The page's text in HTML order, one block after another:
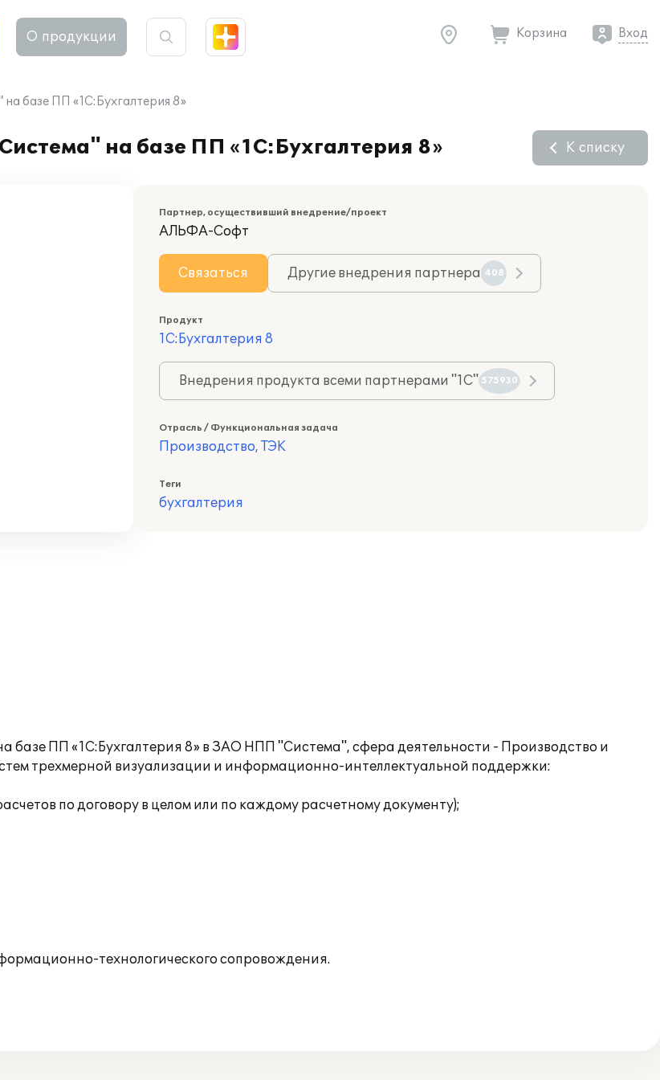
О продукции Корзина Вход
базе ПП «1С:Бухгалтерия 8»
на базе ПП «1С:Бухгалтерия 8» К списку
Партнер, осуществивший внедрение/проект
АЛЬФА-Софт
Связаться Другие внедрения партнера 408
Продукт
1С:Бухгалтерия 8
Внедрения продукта всеми партнерами "1С" 575930
Отрасль / Функциональная задача
Производство, ТЭК
Теги
бухгалтерия
базе ПП «1С:Бухгалтерия 8» в ЗАО НПП "Система", сфера деятельности - Производство и
трехмерной визуализации и информационно-интеллектуальной поддержки:
по договору в целом или по каждому расчетному документу);
технологического сопровождения.